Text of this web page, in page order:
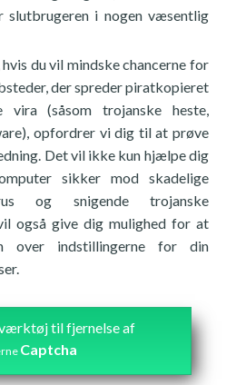
slutbrugeren i nogen væsentlig
du vil mindske chancerne for
der spreder piratkopieret
(såsom trojanske heste,
opfordrer vi dig til at prøve
Det vil ikke kun hjælpe dig
sikker mod skadelige
og snigende trojanske
også give dig mulighed for at
over indstillingerne for din
til fjernelse af
Captcha